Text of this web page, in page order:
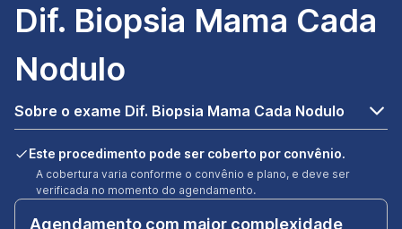
Dif. Biopsia Mama Cada
Nodulo
Sobre o exame Dif. Biopsia Mama Cada Nodulo
Este procedimento pode ser coberto por convênio.
A cobertura varia conforme o convênio e plano, e deve ser
verificada no momento do agendamento.
Agendamento com maior complexidade